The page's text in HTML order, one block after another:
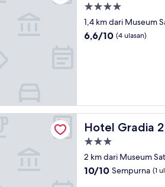
Properti
bintang
4.0
1,4 km dari Museum
6.6
6,6/10 (4 ulasan)
Hotel Gradia 2
Hotel Gradia 2
Properti
bintang
3.0
2 km dari Museum
10.0
10/10 Sempurna (1